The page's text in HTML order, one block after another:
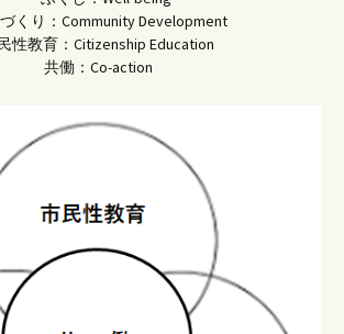
くり：Community Development
性教育：Citizenship Education
共働：Co-action